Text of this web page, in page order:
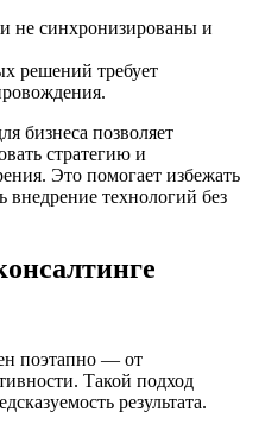
не синхронизированы и
решений требует
бизнеса позволяет
стратегию и
Это помогает избежать
внедрение технологий без
поэтапно — от
Такой подход
результата.